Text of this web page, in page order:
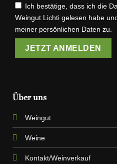
Über uns
Weingut
Weine
Kontakt/Weinverkauf
Ich bestätige, dass ich die
Weingut Lichti gelesen habe
meiner persönlichen Daten zu.